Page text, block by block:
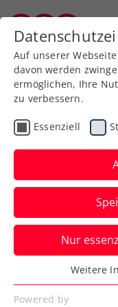
Zurück zur
Allgemeine Klasse
Im
Bundesliga
Play Off
Verfasst von: Gerald
Auf unserer
davon werden
ermöglichen, Ihre
zu verbessern.
Essenziell
Nur
Essenziell
Essenzielle Cookies
Weitere
Powered by